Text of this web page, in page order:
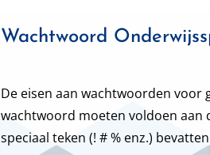
Wachtwoord
De eisen aan wachtwoorden voor
wachtwoord moeten voldoen aan
speciaal teken (! # % enz.)